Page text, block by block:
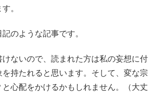
。
のような記事です。
ないので、読まれた方は私の妄想に付
持たれると思います。そして、変な宗
心配をかけるかもしれません。（大丈